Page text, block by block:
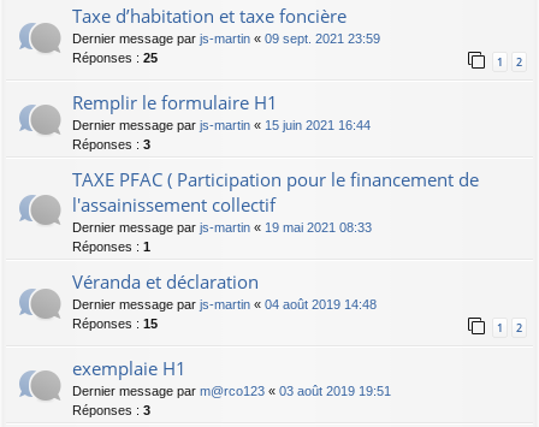
Taxe d’habitation et taxe foncière
Dernier message par js-martin « 09 sept. 2021 23:59
Réponses : 25 1 2
Remplir le formulaire H1
Dernier message par js-martin « 15 juin 2021 16:44
Réponses : 3
TAXE PFAC ( Participation pour le financement de
l'assainissement collectif
Dernier message par js-martin « 19 mai 2021 08:33
Réponses : 1
Véranda et déclaration
Dernier message par js-martin « 04 août 2019 14:48
Réponses : 15 1 2
exemplaie H1
Dernier message par m@rco123 « 03 août 2019 19:51
Réponses : 3